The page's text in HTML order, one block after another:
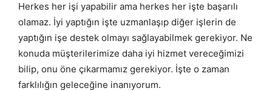
Herkes her işi yapabilir ama herkes her işte başarılı
olamaz. İyi yaptığın işte uzmanlaşıp diğer işlerin de
yaptığın işe destek olmayı sağlayabilmek gerekiyor. Ne
konuda müşterilerimize daha iyi hizmet vereceğimizi
bilip, onu öne çıkarmamız gerekiyor. İşte o zaman
farklılığın geleceğine inanıyorum.